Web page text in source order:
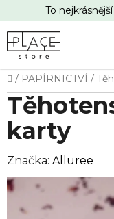
na
obsah
To
Domů
/ PAPÍRNICTVÍ /
karty
Značka: Alluree